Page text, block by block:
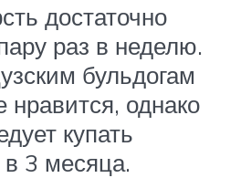
достаточно
раз в неделю.
бульдогам
нравится, однако
купать
3 месяца.